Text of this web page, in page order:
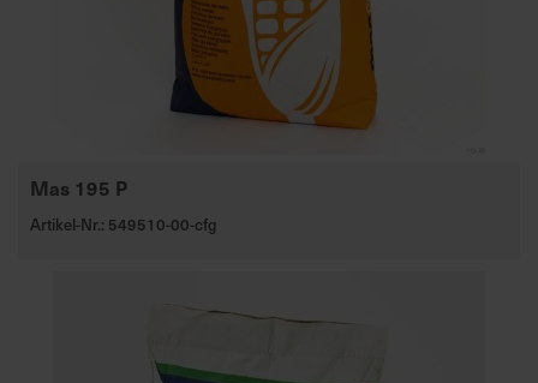
Mas 195 P
Artikel-Nr.: 549510-00-cfg